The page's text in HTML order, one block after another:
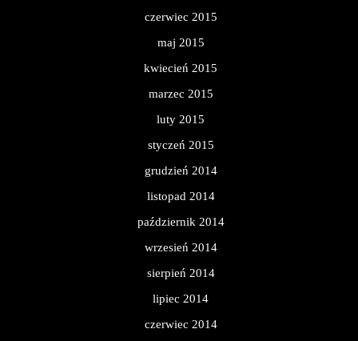
czerwiec 2015
maj 2015
kwiecień 2015
marzec 2015
luty 2015
styczeń 2015
grudzień 2014
listopad 2014
październik 2014
wrzesień 2014
sierpień 2014
lipiec 2014
czerwiec 2014